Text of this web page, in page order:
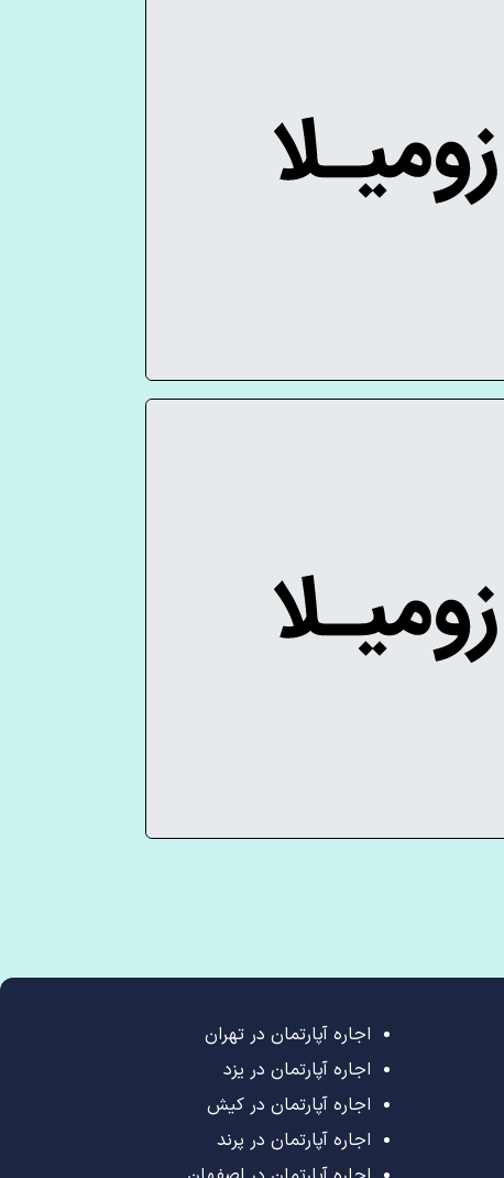
اجاره آپارتمان در تهران
اجاره آپارتمان در یزد
اجاره آپارتمان در کیش
اجاره آپارتمان در پرند